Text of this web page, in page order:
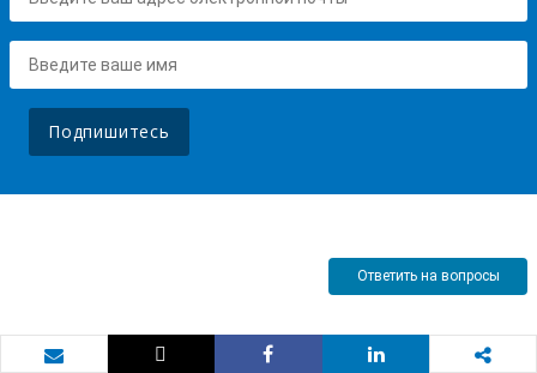
Подпишитесь
Ответить на вопросы